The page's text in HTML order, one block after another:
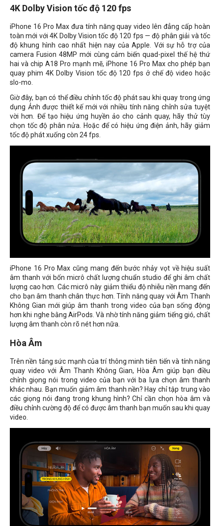
4K Dolby Vision tốc độ 120 fps
iPhone 16 Pro Max đưa tính năng quay video lên đẳng cấp hoàn
toàn mới với 4K Dolby Vision tốc độ 120 fps — độ phân giải và tốc
độ khung hình cao nhất hiện nay của Apple. Với sự hỗ trợ của
camera Fusion 48MP mới cùng cảm biến quad-pixel thế hệ thứ
hai và chip A18 Pro mạnh mẽ, iPhone 16 Pro Max cho phép bạn
quay phim 4K Dolby Vision tốc độ 120 fps ở chế độ video hoặc
slo-mo.
Giờ đây, bạn có thể điều chỉnh tốc độ phát sau khi quay trong ứng
dụng Ảnh được thiết kế mới với nhiều tính năng chỉnh sửa tuyệt
vời hơn. Để tạo hiệu ứng huyền ảo cho cảnh quay, hãy thử tùy
chọn tốc độ phân nửa. Hoặc để có hiệu ứng điện ảnh, hãy giảm
tốc độ phát xuống còn 24 fps.
iPhone 16 Pro Max cũng mang đến bước nhảy vọt về hiệu suất
âm thanh với bốn micrô chất lượng chuẩn studio để ghi âm chất
lượng cao hơn. Các micrô này giảm thiểu độ nhiễu nền mang đến
cho bạn âm thanh chân thực hơn. Tính năng quay với Âm Thanh
Không Gian mới giúp âm thanh trong video của bạn sống động
hơn khi nghe bằng AirPods. Và nhờ tính năng giảm tiếng gió, chất
lượng âm thanh còn rõ nét hơn nữa.
Hòa Âm
Trên nền tảng sức mạnh của trí thông minh tiên tiến và tính năng
quay video với Âm Thanh Không Gian, Hòa Âm giúp bạn điều
chỉnh giọng nói trong video của bạn với ba lựa chọn âm thanh
khác nhau. Bạn muốn giảm âm thanh nền? Hay chỉ tập trung vào
các giọng nói đang trong khung hình? Chỉ cần chọn hòa âm và
điều chỉnh cường độ để có được âm thanh bạn muốn sau khi quay
video.